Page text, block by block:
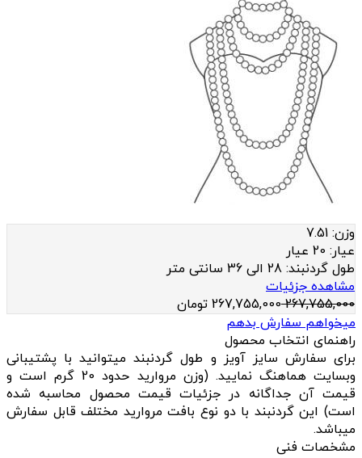
وزن: 7.51
عيار: 20 عیار
طول گردنبند: 28 الی 36 سانتی متر
مشاهده جزئیات
267,755,000
267,755,000 تومان
میخواهم سفارش بدهم
راهنمای انتخاب محصول
برای سفارش سایز آویز و طول گردنبند میتوانید با پشتیبانی
وبسایت هماهنگ نمایید. (وزن مروارید حدود 20 گرم است و
قیمت آن جداگانه در جزئیات قیمت محصول محاسبه شده
است) این گردنبند با دو نوع بافت مروارید مختلف قابل سفارش
میباشد.
مشخصات فنی